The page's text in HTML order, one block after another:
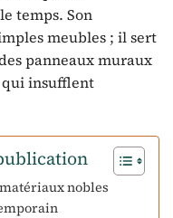
temps. Son
meubles ; il sert
panneaux muraux
insufflent
nobles